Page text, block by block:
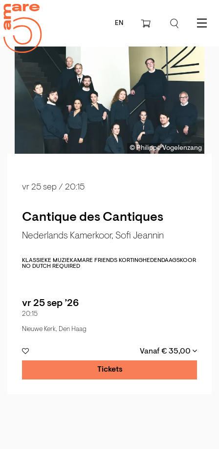
EN Menu
© Philippe Vogelenzang
Cantique des Cantiques
Nederlands Kamerkoor, Sofi Jeannin
vr 25 sep / 20:15
KLASSIEKE MUZIEKAMARE FRIENDS KORTINGHEDENDAAGSKOOR
NO DUTCH REQUIRED
vr 25 sep ’26
20:15
Nieuwe Kerk, Den Haag
Vanaf € 35,00
Tickets